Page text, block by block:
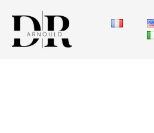
contenu